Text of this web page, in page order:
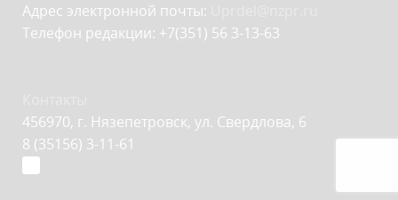
Адрес электронной почты:
Телефон редакции: +7(351) 56 3-13-63
456970, г. Нязепетровск, ул. Свердлова, 6
8 (35156) 3-11-61